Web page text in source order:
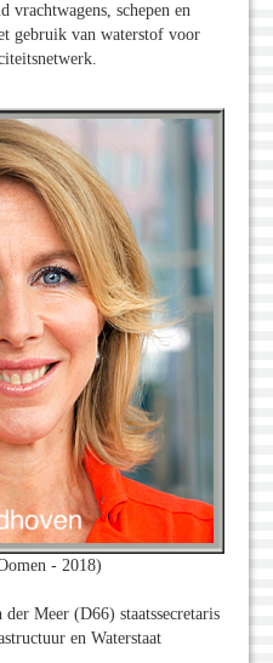
vrachtwagens, schepen en
gebruik van waterstof voor
- 2018)
Meer (D66) staatssecretaris
en Waterstaat